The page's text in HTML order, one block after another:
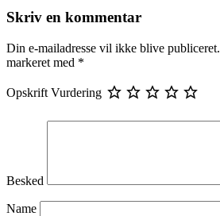
Skriv en kommentar
Din e-mailadresse vil ikke blive publiceret.
markeret med *
Opskrift Vurdering
Besked
Name